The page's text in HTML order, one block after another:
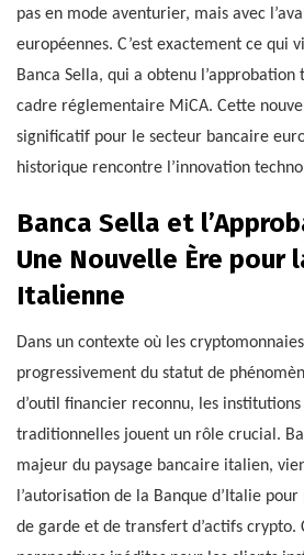
pas en mode aventurier, mais avec
européennes. C’est exactement ce qui
Banca Sella, qui a obtenu l’approbation
cadre réglementaire MiCA. Cette
significatif pour le secteur bancaire
historique rencontre l’innovation
Banca Sella et
Une Nouvelle Ère pour
Italienne
Dans un contexte où les
progressivement du statut de
d’outil financier reconnu, les
traditionnelles jouent un rôle crucial.
majeur du paysage bancaire italien,
l’autorisation de la Banque d’Italie
de garde et de transfert d’actifs crypto.